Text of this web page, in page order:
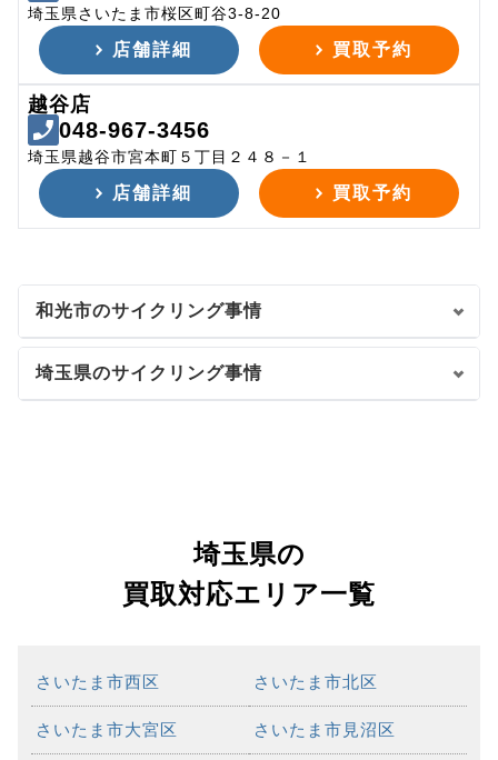
埼玉県さいたま市桜区町谷3-8-20
店舗詳細 買取予約
越谷店
048-967-3456
埼玉県越谷市宮本町５丁目２４８－１
店舗詳細 買取予約
和光市のサイクリング事情
埼玉県のサイクリング事情
埼玉県の
買取対応エリア一覧
さいたま市西区 さいたま市北区
さいたま市大宮区 さいたま市見沼区